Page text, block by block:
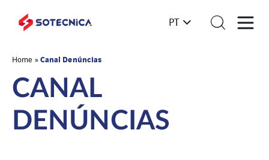
PT
Home »Canal Denúncias
CANAL
DENÚNCIAS